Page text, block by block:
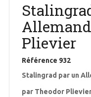
Plievier
Référence 932
Stalingrad par un
par Theodor